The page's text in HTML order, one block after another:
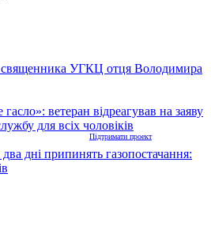
Підтримати проект
священника УГКЦ отця Володимира
ветеран відреагував на заяву
для всіх чоловіків
дні припинять газопостачання: